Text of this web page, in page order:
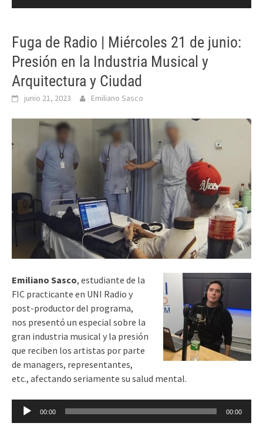
Fuga de Radio | Miércoles 21 de junio:
Presión en la Industria Musical y
Arquitectura y Ciudad
junio 21, 2023 Emiliano Sasco
Emiliano Sasco, estudiante de la
FIC practicante en UNI Radio y
post-productor del programa,
nos presentó un especial sobre la
gran industria musical y la presión
que reciben los artistas por parte
de managers, representantes,
etc., afectando seriamente su salud mental.
Reproductor
00:00 00:00